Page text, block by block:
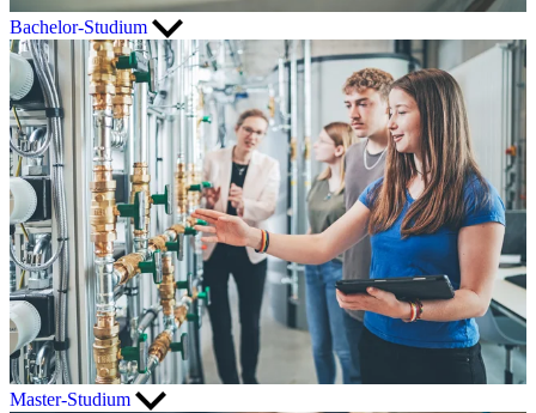
Bachelor-Studium
Master-Studium